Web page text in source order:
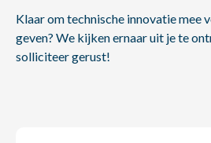
Klaar om technische innovatie mee
geven? We kijken ernaar uit je te
solliciteer gerust!